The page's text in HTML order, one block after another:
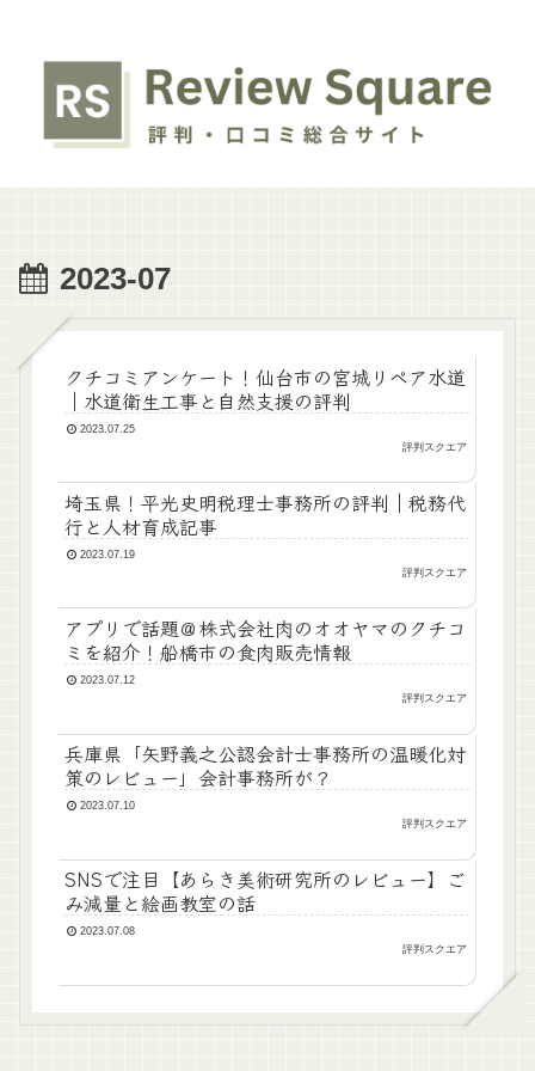
2023-07
クチコミアンケート！仙台市の宮城リペア水道
｜水道衛生工事と自然支援の評判
2023.07.25
評判スクエア
埼玉県！平光史明税理士事務所の評判｜税務代
行と人材育成記事
2023.07.19
評判スクエア
アプリで話題＠株式会社肉のオオヤマのクチコ
ミを紹介！船橋市の食肉販売情報
2023.07.12
評判スクエア
兵庫県「矢野義之公認会計士事務所の温暖化対
策のレビュー」会計事務所が？
2023.07.10
評判スクエア
SNSで注目【あらき美術研究所のレビュー】ご
み減量と絵画教室の話
2023.07.08
評判スクエア